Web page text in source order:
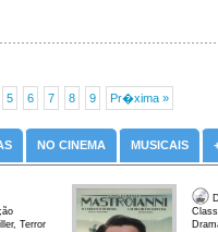
5 6 7 8 9 Pr�xima »
NO CINEMA MUSICAIS
Terror